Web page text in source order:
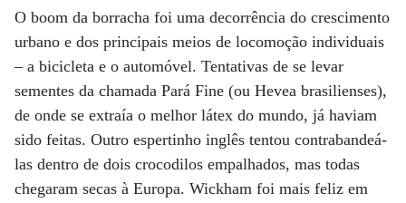
O boom da borracha foi uma decorrência do crescimento
urbano e dos principais meios de locomoção individuais
– a bicicleta e o automóvel. Tentativas de se levar
sementes da chamada Pará Fine (ou Hevea brasilienses),
de onde se extraía o melhor látex do mundo, já haviam
sido feitas. Outro espertinho inglês tentou contrabandeá-
las dentro de dois crocodilos empalhados, mas todas
chegaram secas à Europa. Wickham foi mais feliz em